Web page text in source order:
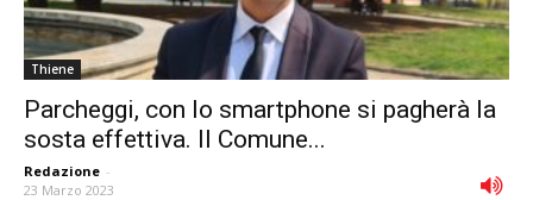
Thiene
Parcheggi, con lo smartphone si pagherà la
sosta effettiva. Il Comune...
Redazione -
23 Marzo 2023